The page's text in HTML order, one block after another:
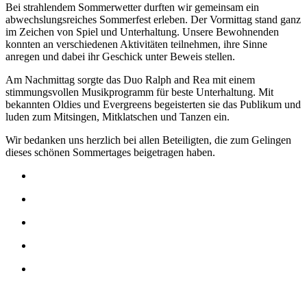
Bei strahlendem Sommerwetter durften wir gemeinsam ein
abwechslungsreiches Sommerfest erleben. Der Vormittag stand ganz
im Zeichen von Spiel und Unterhaltung. Unsere Bewohnenden
konnten an verschiedenen Aktivitäten teilnehmen, ihre Sinne
anregen und dabei ihr Geschick unter Beweis stellen.
Am Nachmittag sorgte das Duo Ralph and Rea mit einem
stimmungsvollen Musikprogramm für beste Unterhaltung. Mit
bekannten Oldies und Evergreens begeisterten sie das Publikum und
luden zum Mitsingen, Mitklatschen und Tanzen ein.
Wir bedanken uns herzlich bei allen Beteiligten, die zum Gelingen
dieses schönen Sommertages beigetragen haben.